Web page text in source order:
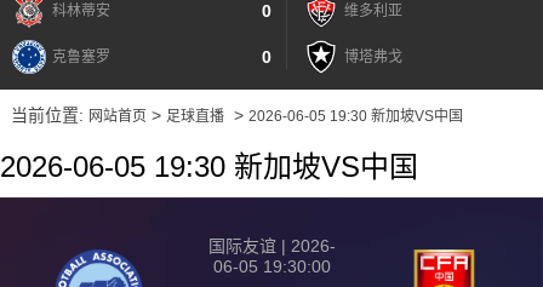
科林蒂安 0
克鲁塞罗 0
维多利亚
博塔弗戈
当前位置: 网站首页> 足球直播> 2026-06-05 19:30 新加坡VS中国
2026-06-05 19:30 新加坡VS中国
国际友谊 | 2026-
06-05 19:30:00